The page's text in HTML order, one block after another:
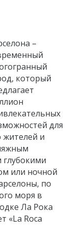
–
который
для
жителей и
или ночной
по
моря в
Ла Рока
«La Roca